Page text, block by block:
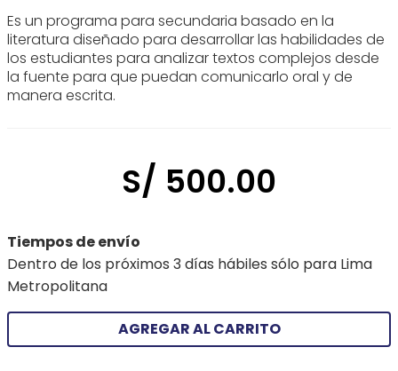
Es un programa para secundaria basado en la
literatura diseñado para desarrollar las habilidades de
los estudiantes para analizar textos complejos desde
la fuente para que puedan comunicarlo oral y de
manera escrita.
S/ 500.00
Tiempos de envío
Dentro de los próximos 3 días hábiles sólo para Lima
Metropolitana
AGREGAR AL CARRITO